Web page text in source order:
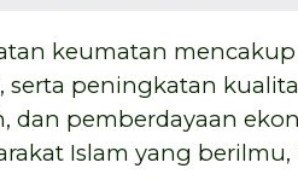
keumatan
serta peningkatan
dan pemberdayaan
Islam yang